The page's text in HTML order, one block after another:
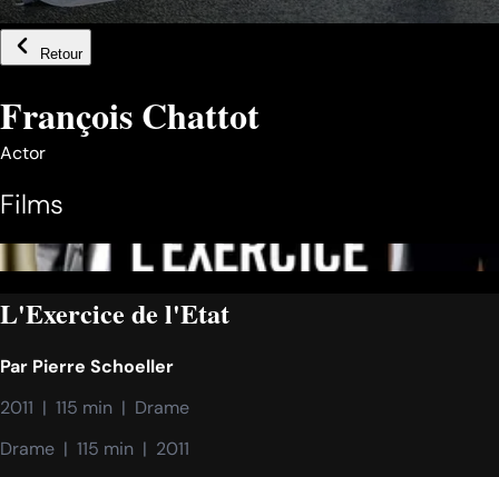
Retour
François Chattot
Actor
Films
L'Exercice de l'Etat
Par Pierre Schoeller
2011  |  115 min  |  Drame
Drame  |  115 min  |  2011